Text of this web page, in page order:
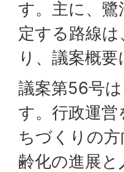
す。主に、
定する路線
り、議案概
議案第56号
す。行政運
ちづくりの
齢化の進展